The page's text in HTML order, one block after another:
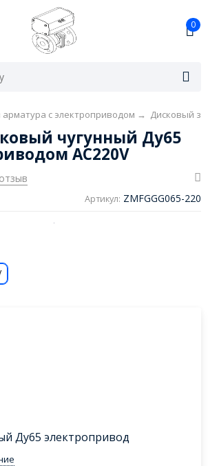
0
с электроприводом → Дисковый
чугунный Ду65
AC220V
Артикул: ZMFGGG065-220
Ду65 электропривод